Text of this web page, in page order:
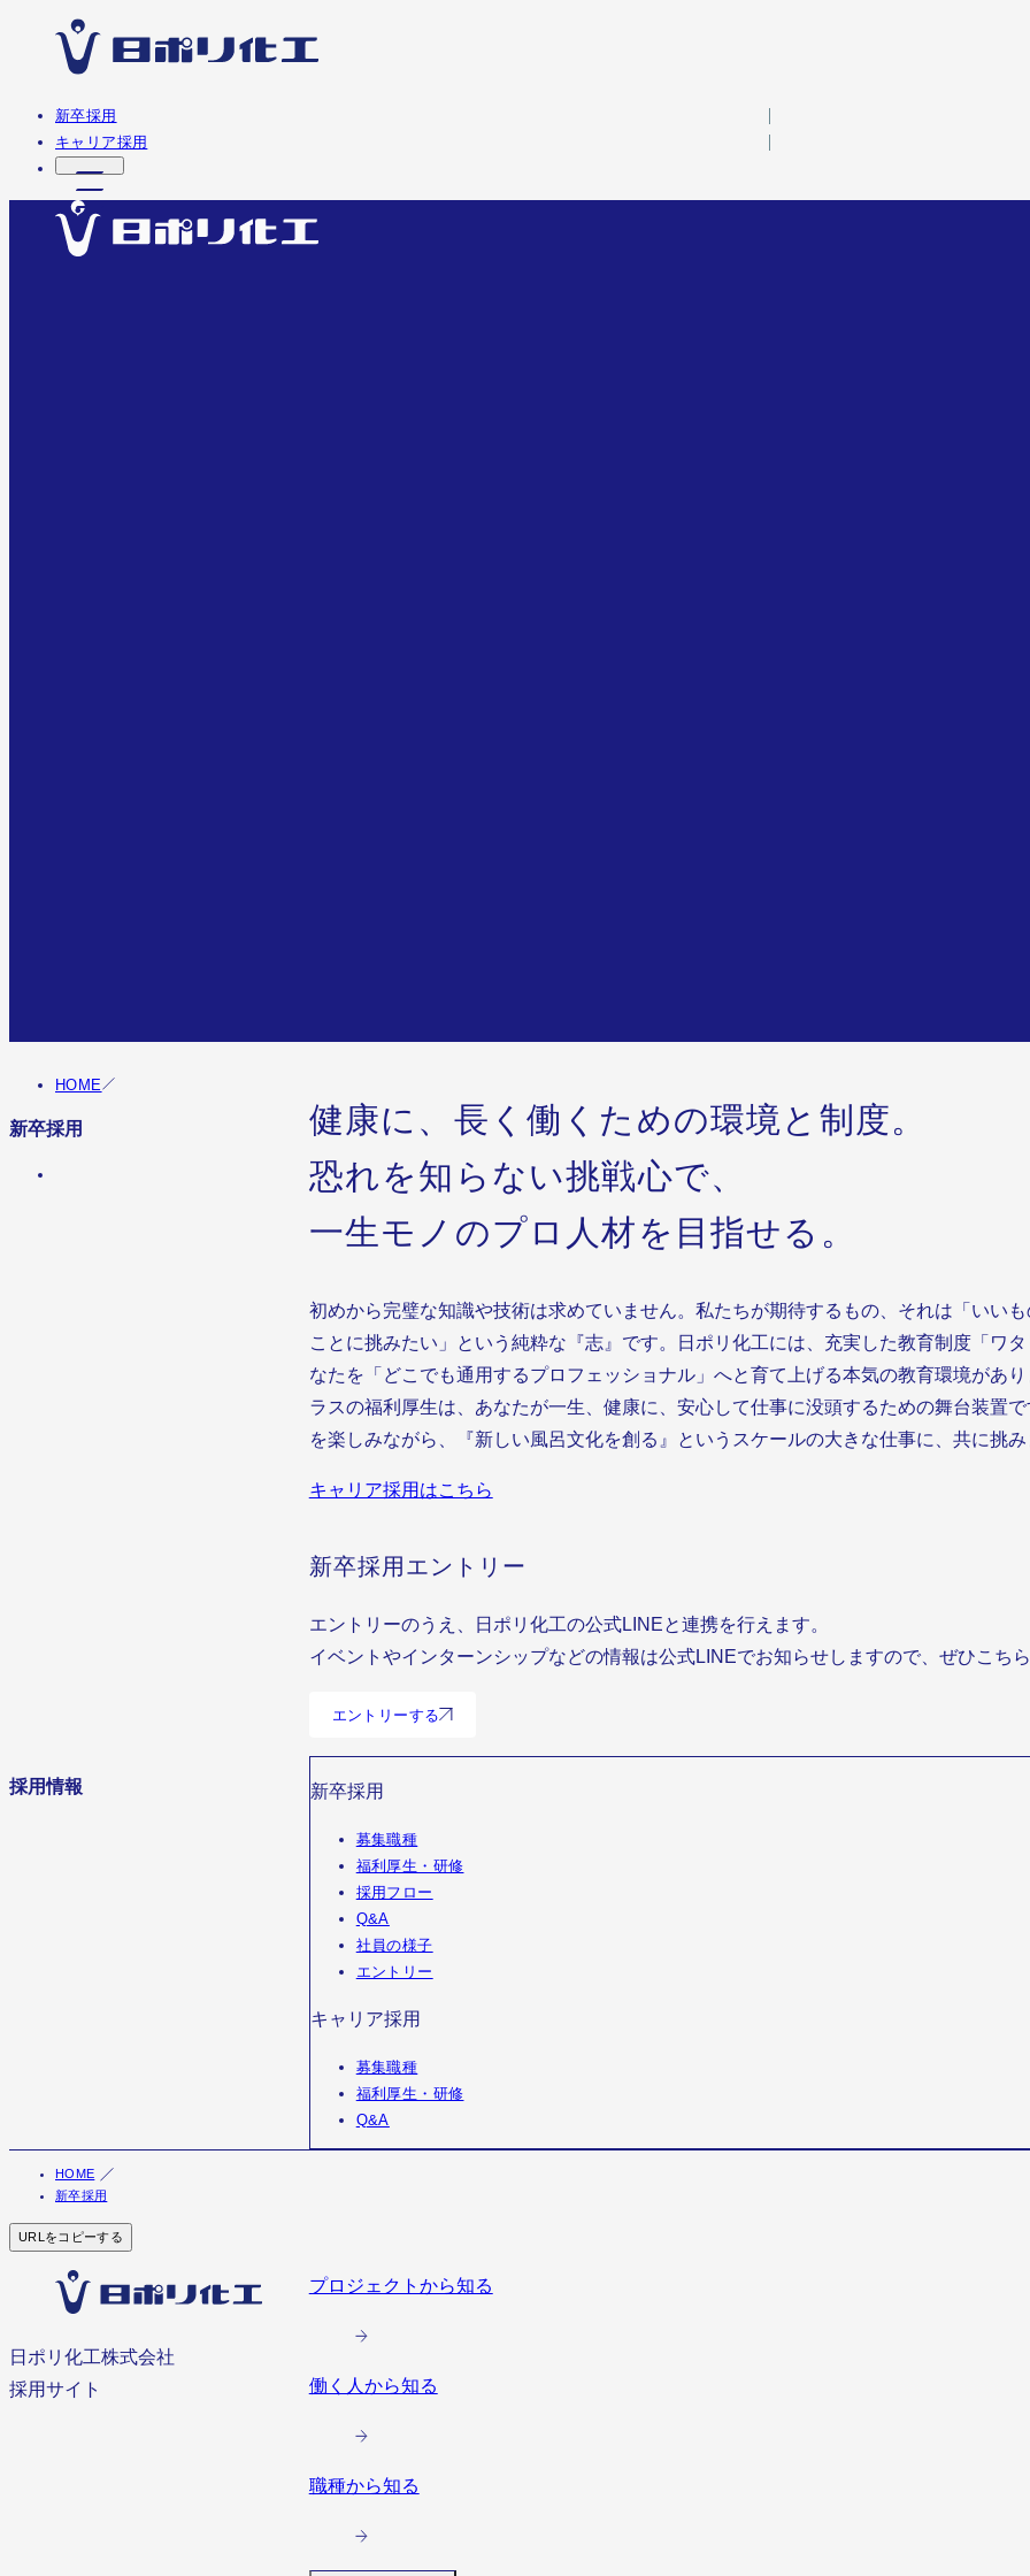
新卒採用
キャリア採用
HOME
新卒採用
健康に、長く働くための環境と制度。
恐れを知らない挑戦心で、
一生モノのプロ人材を目指せる。
初めから完璧な知識や技術は求めていません。私たちが期待するもの、それは「いい
ことに挑みたい」という純粋な『志』です。日ポリ化工には、充実した教育制度「ワ
なたを「どこでも通用するプロフェッショナル」へと育て上げる本気の教育環境があ
ラスの福利厚生は、あなたが一生、健康に、安心して仕事に没頭するための舞台装置
を楽しみながら、『新しい風呂文化を創る』というスケールの大きな仕事に、共に挑み
キャリア採用はこちら
新卒採用エントリー
エントリーのうえ、日ポリ化工の公式LINEと連携を行えます。
イベントやインターンシップなどの情報は公式LINEでお知らせしますので、ぜひこちら
エントリーする
採用情報 新卒採用
募集職種
福利厚生・研修
採用フロー
Q&A
社員の様子
エントリー
キャリア採用
募集職種
福利厚生・研修
Q&A
HOME
新卒採用
URLをコピーする
日ポリ化工株式会社
採用サイト
プロジェクトから知る
働く人から知る
職種から知る